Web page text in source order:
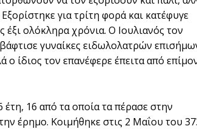
για τρίτη φορά και κατέφυγε
ολόκληρα χρόνια. Ο Ιουλιανός τον
γυναίκες ειδωλολατρών
ίδιος τον επανέφερε έπειτα από
16 από τα οποία τα πέρασε στην
έρημο. Κοιμήθηκε στις 2 Μαΐου του